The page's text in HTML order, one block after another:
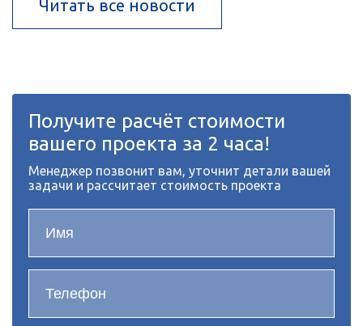
Читать все новости
Получите расчёт стоимости
вашего проекта за 2 часа!
Менеджер позвонит вам, уточнит детали вашей
задачи и рассчитает стоимость проекта